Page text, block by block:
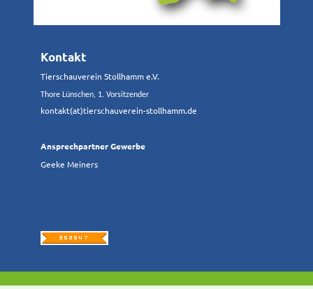
Kontakt
Tierschauverein Stollhamm e.V.
Thore Lünschen, 1. Vorsitzender
kontakt(at)tierschauverein-stollhamm.de
Ansprechpartner Gewerbe
Geeke Meiners